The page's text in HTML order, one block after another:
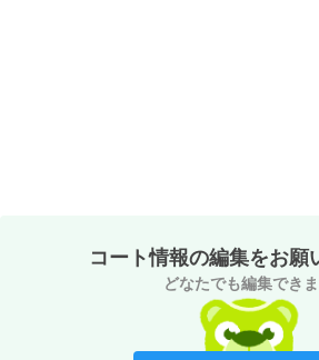
コート情報の編集をお願
どなたでも編集でき